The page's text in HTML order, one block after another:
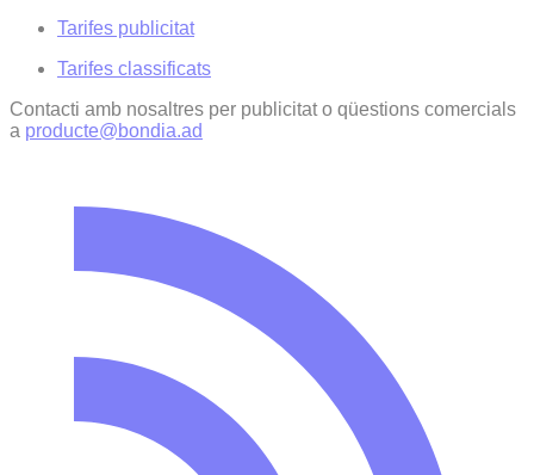
Tarifes publicitat
Tarifes classificats
Contacti amb nosaltres per publicitat o qüestions comercials
a producte@bondia.ad